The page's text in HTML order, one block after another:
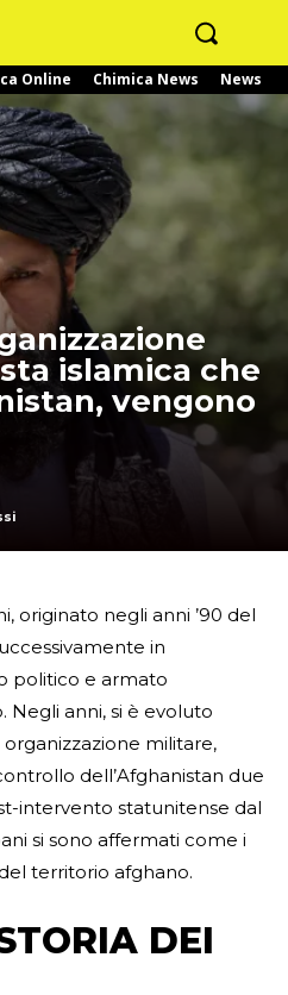
Online Chimica News News
islamica che
vengono
originato negli anni ’90 del
in
politico e armato
Negli anni, si è evoluto
militare,
dell’Afghanistan due
intervento statunitense dal
si sono affermati come i
territorio afghano.
DEI